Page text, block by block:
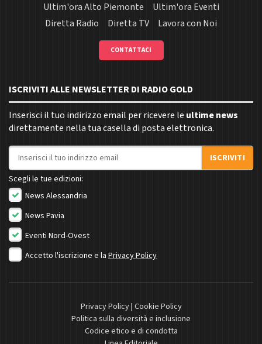
Ultim'ora Alto Piemonte
Ultim'ora Eventi
Diretta Radio
Diretta TV Lavora con Noi
CONTATTACI
ISCRIVITI ALLE NEWSLETTER DI RADIO GOLD
Inserisci il tuo indirizzo email per ricevere le ultime news
direttamente nella tua casella di posta elettronica.
Indirizzo email
ISCRIVITI
Scegli le tue edizioni:
News Alessandria
News Pavia
Eventi Nord-Ovest
Accetto l'iscrizione e la Privacy Policy
Privacy Policy| Cookie Policy
Politica sulla diversità e inclusione
Codice etico e di condotta